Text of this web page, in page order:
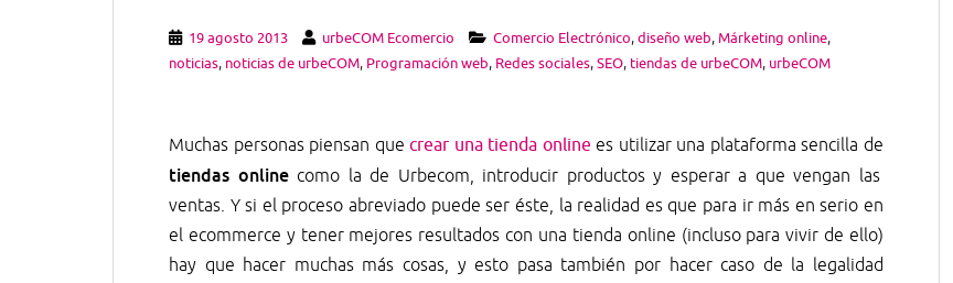
19 agosto 2013 urbeCOM Ecomercio Comercio Electrónico,diseño web,Márketing online,
noticias, noticias de urbeCOM, Programación web, Redes sociales,SEO, tiendas de urbeCOM, urbeCOM
Muchas personas piensan quecrear una tienda online es utilizar una plataforma sencilla de
tiendas online como la de Urbecom, introducir productos y esperar a que vengan las
ventas. Y si el proceso abreviado puede ser éste, la realidad es que para ir más en serio en
el ecommerce y tener mejores resultados con una tienda online (incluso para vivir de ello)
hay que hacer muchas más cosas, y esto pasa también por hacer caso de la legalidad